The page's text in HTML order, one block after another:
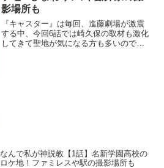
影場所も
『キャスター』は毎回、進藤劇場が激震
する中、今回6話では崎久保の取材も激化
してきて聖地が気になる方も多いのでは
なんで私が神説教【1話】名新学園高校の
ロケ地！ファミレスや駅の撮影場所も